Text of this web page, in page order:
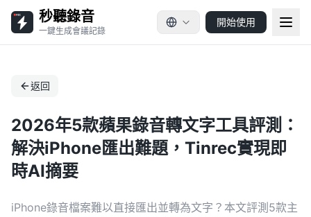
秒聽錄音
一鍵生成會議記錄
開始使用
返回
2026年5款蘋果錄音轉文字工具評測：
解決iPhone匯出難題，Tinrec實現即
時AI摘要
iPhone錄音檔案難以直接匯出並轉為文字？本文評測5款主